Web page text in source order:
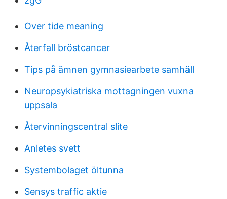
Over tide meaning
Återfall bröstcancer
Tips på ämnen gymnasiearbete samhäll
Neuropsykiatriska mottagningen vuxna
uppsala
Återvinningscentral slite
Anletes svett
Systembolaget öltunna
Sensys traffic aktie